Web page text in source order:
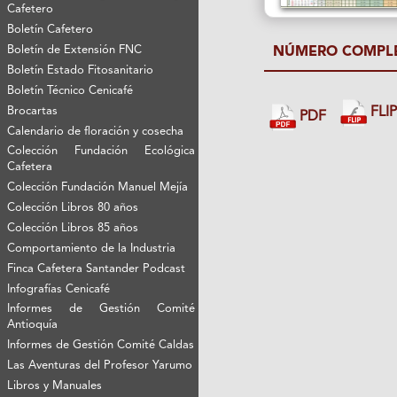
Cafetero
Boletín Cafetero
Boletín de Extensión FNC
Boletín Estado Fitosanitario
Boletín Técnico Cenicafé
Brocartas
Calendario de floración y cosecha
Colección Fundación Ecológica
Cafetera
Colección Fundación Manuel Mejía
Colección Libros 80 años
Colección Libros 85 años
Comportamiento de la Industria
Finca Cafetera Santander Podcast
Infografías Cenicafé
Informes de Gestión Comité
Antioquía
Informes de Gestión Comité Caldas
Las Aventuras del Profesor Yarumo
Libros y Manuales
NÚMERO
PDF FLIP